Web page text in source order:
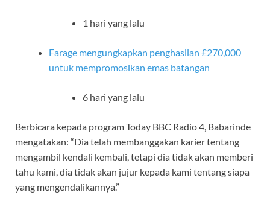
1 hari yang lalu
Farage mengungkapkan penghasilan £270,000
untuk mempromosikan emas batangan
6 hari yang lalu
Berbicara kepada program Today BBC Radio 4, Babarinde
mengatakan: “Dia telah membanggakan karier tentang
mengambil kendali kembali, tetapi dia tidak akan memberi
tahu kami, dia tidak akan jujur kepada kami tentang siapa
yang mengendalikannya.”